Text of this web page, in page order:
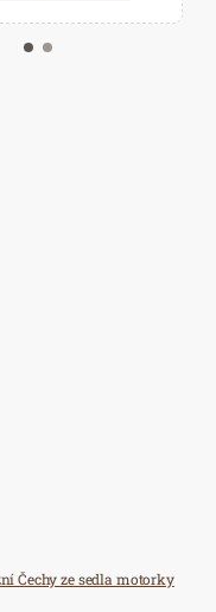
Kalendář událostí
náš newsletter
Čechy ze sedla motorky